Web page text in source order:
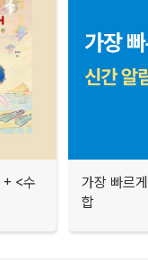
+ <수
가장 빠르
합